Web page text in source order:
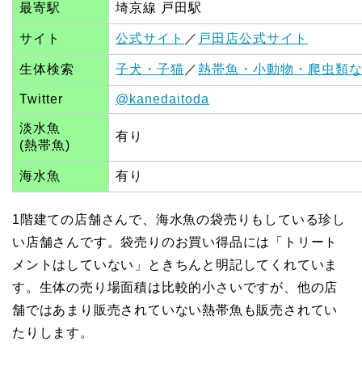
最寄駅 埼京線 戸田駅
サイト 公式サイト ／ 戸田店公式サイト
生体検索 子犬・子猫 ／熱帯魚・小動物・爬虫類
Twitter @kanedaitoda
淡水魚
(熱帯魚)
有り
海水魚 有り
1階建ての店舗さんで、海水魚の袋売りもしている珍し
い店舗さんです。袋売りのお買い得品には「トリート
メントはしていない」ときちんと明記してくれていま
す。生体の売り場面積は比較的小さいですが、他の店
舗ではあまり販売されていない熱帯魚も販売されてい
たりします。